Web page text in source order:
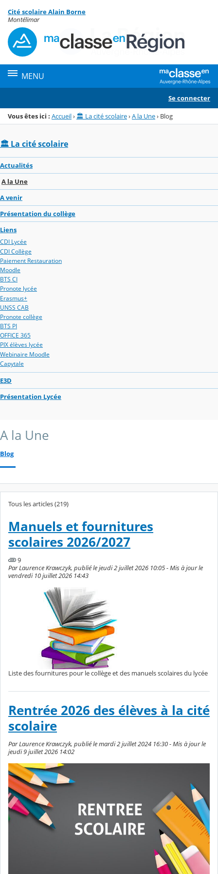
Menu de la rubrique
Contenu
Cité scolaire Alain Borne
Montélimar
MENU
Se connecter
Vous êtes ici : Accueil› 🏛️ La cité scolaire›A la Une› Blog
🏛️ La cité scolaire
Actualités
A la Une
A venir
Présentation du collège
Liens
CDI Lycée
CDI Collège
Paiement Restauration
Moodle
BTS CI
Pronote lycée
Erasmus+
UNSS CAB
Pronote collège
BTS PI
OFFICE 365
PIX élèves lycée
Webinaire Moodle
Capytale
E3D
Présentation Lycée
A la Une
Blog
Tous les articles (219)
Manuels et fournitures
scolaires 2026/2027
9
Par Laurence Krawczyk, publié le jeudi 2 juillet 2026 10:05 - Mis à jour le
vendredi 10 juillet 2026 14:43
Liste des fournitures pour le collège et des manuels scolaires du lycée
Rentrée 2026 des élèves à la cité
scolaire
Par Laurence Krawczyk, publié le mardi 2 juillet 2024 16:30 - Mis à jour le
jeudi 9 juillet 2026 14:02